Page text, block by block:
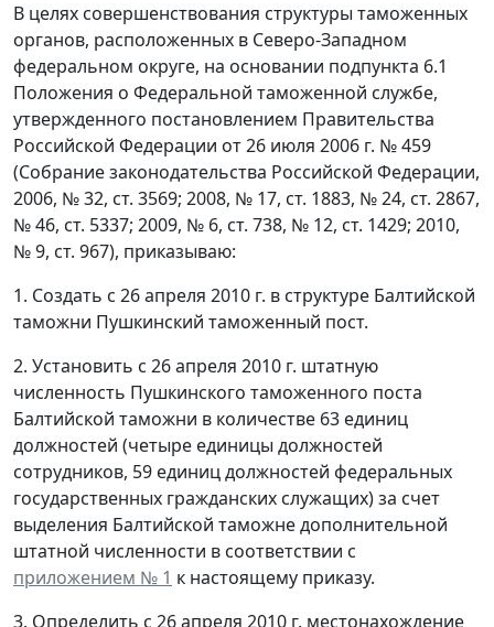
В целях совершенствования структуры таможенных
органов, расположенных в Северо-Западном
федеральном округе, на основании подпункта 6.1
Положения о Федеральной таможенной службе,
утвержденного постановлением Правительства
Российской Федерации от 26 июля 2006 г. № 459
(Собрание законодательства Российской Федерации,
2006, № 32, ст. 3569; 2008, № 17, ст. 1883, № 24, ст. 2867,
№ 46, ст. 5337; 2009, № 6, ст. 738, № 12, ст. 1429; 2010,
№ 9, ст. 967), приказываю:
1. Создать с 26 апреля 2010 г. в структуре Балтийской
таможни Пушкинский таможенный пост.
2. Установить с 26 апреля 2010 г. штатную
численность Пушкинского таможенного поста
Балтийской таможни в количестве 63 единиц
должностей (четыре единицы должностей
сотрудников, 59 единиц должностей федеральных
государственных гражданских служащих) за счет
выделения Балтийской таможне дополнительной
штатной численности в соответствии с
приложением № 1 к настоящему приказу.
3. Определить с 26 апреля 2010 г. местонахождение